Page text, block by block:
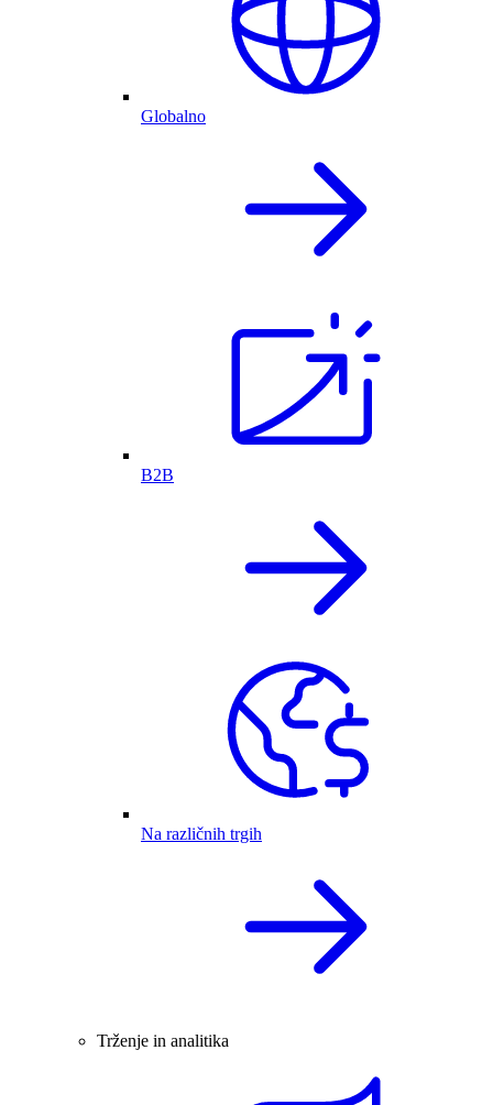
Globalno
B2B
Na različnih trgih
Trženje in analitika